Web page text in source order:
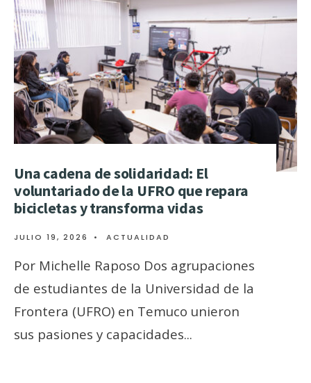
Una cadena de solidaridad: El
voluntariado de la UFRO que repara
bicicletas y transforma vidas
JULIO 19, 2026 • ACTUALIDAD
Por Michelle Raposo Dos agrupaciones
de estudiantes de la Universidad de la
Frontera (UFRO) en Temuco unieron
sus pasiones y capacidades...